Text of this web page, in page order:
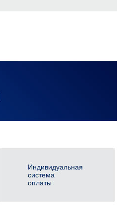
Индивидуальная
система
оплаты